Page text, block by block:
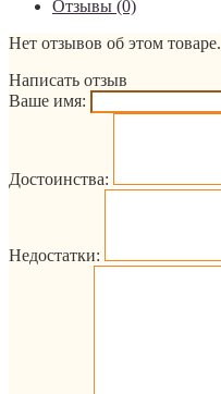
Отзывы (0)
Нет отзывов об этом товаре.
Написать отзыв
Ваше имя:
Достоинства:
Недостатки: